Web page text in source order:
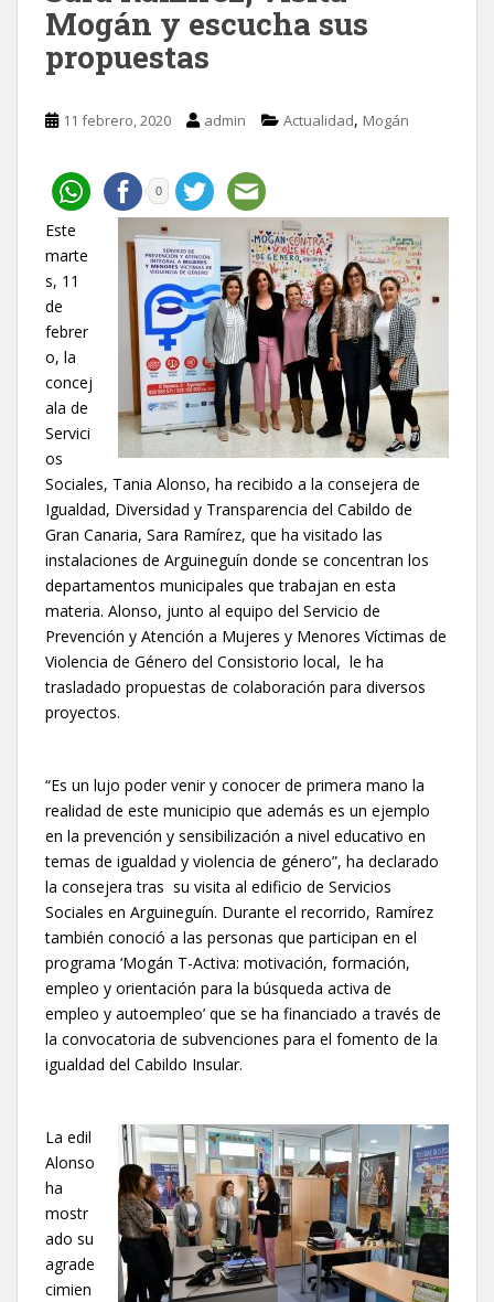
Mogán y escucha sus
propuestas
11 febrero, 2020 admin Actualidad, Mogán
0
Este
marte
s, 11
de
febrer
o, la
concej
ala de
Servici
os
Sociales, Tania Alonso, ha recibido a la consejera de
Igualdad, Diversidad y Transparencia del Cabildo de
Gran Canaria, Sara Ramírez, que ha visitado las
instalaciones de Arguineguín donde se concentran los
departamentos municipales que trabajan en esta
materia. Alonso, junto al equipo del Servicio de
Prevención y Atención a Mujeres y Menores Víctimas de
Violencia de Género del Consistorio local, le ha
trasladado propuestas de colaboración para diversos
proyectos.
“Es un lujo poder venir y conocer de primera mano la
realidad de este municipio que además es un ejemplo
en la prevención y sensibilización a nivel educativo en
temas de igualdad y violencia de género”, ha declarado
la consejera tras su visita al edificio de Servicios
Sociales en Arguineguín. Durante el recorrido, Ramírez
también conoció a las personas que participan en el
programa ‘Mogán T-Activa: motivación, formación,
empleo y orientación para la búsqueda activa de
empleo y autoempleo’ que se ha financiado a través de
la convocatoria de subvenciones para el fomento de la
igualdad del Cabildo Insular.
La edil
Alonso
ha
mostr
ado su
agrade
cimien